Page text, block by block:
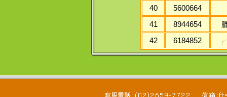
40
5600664
41
8944654
42
6184852